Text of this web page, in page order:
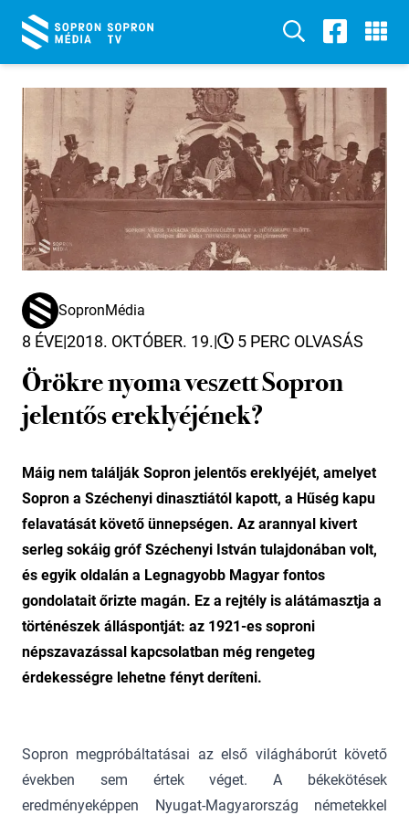
SopronMédia
8 ÉVE|2018. OKTÓBER. 19.| 5 PERC OLVASÁS
Örökre nyoma veszett Sopron
jelentős ereklyéjének?
Máig nem találják Sopron jelentős ereklyéjét, amelyet
Sopron a Széchenyi dinasztiától kapott, a Hűség kapu
felavatását követő ünnepségen. Az arannyal kivert
serleg sokáig gróf Széchenyi István tulajdonában volt,
és egyik oldalán a Legnagyobb Magyar fontos
gondolatait őrizte magán. Ez a rejtély is alátámasztja a
történészek álláspontját: az 1921-es soproni
népszavazással kapcsolatban még rengeteg
érdekességre lehetne fényt deríteni.
Sopron megpróbáltatásai az első világháborút követő
években sem értek véget. A békekötések
eredményeképpen Nyugat-Magyarország németekkel